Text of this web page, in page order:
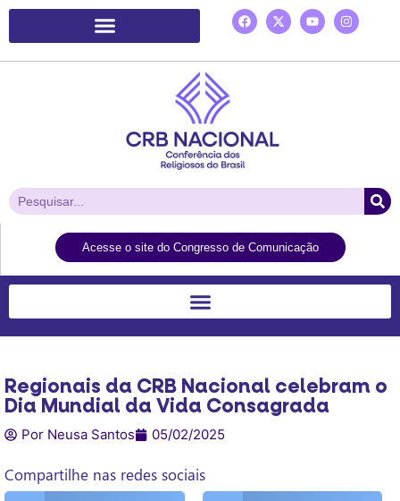
Acesse o site do Congresso de Comunicação
Regionais da CRB Nacional celebram o
Dia Mundial da Vida Consagrada
Por Neusa Santos 05/02/2025
Compartilhe nas redes sociais